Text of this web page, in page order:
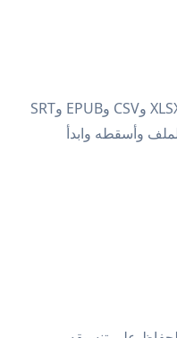
حمّل ملفات PDF وDOCX وPPTX وXLSX وCSV وEPUB وSRT
وأسقطه وابدأ